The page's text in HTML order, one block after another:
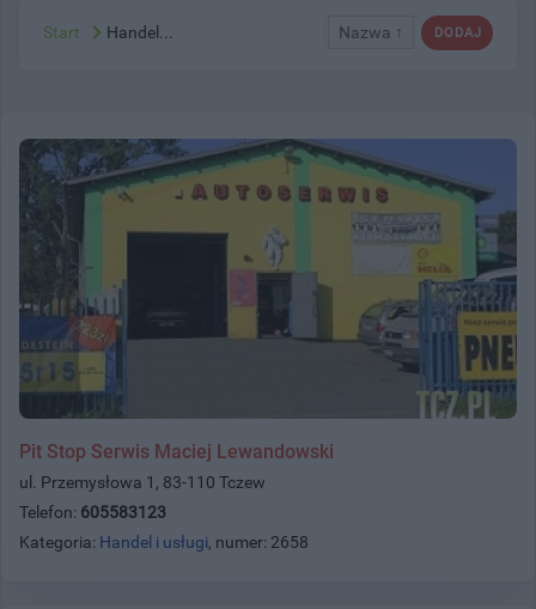
DODAJ
Nazwa ↑
Start Handel...
Pit Stop Serwis Maciej Lewandowski
ul. Przemysłowa 1, 83-110 Tczew
Telefon: 605583123
Kategoria: Handel i usługi, numer: 2658